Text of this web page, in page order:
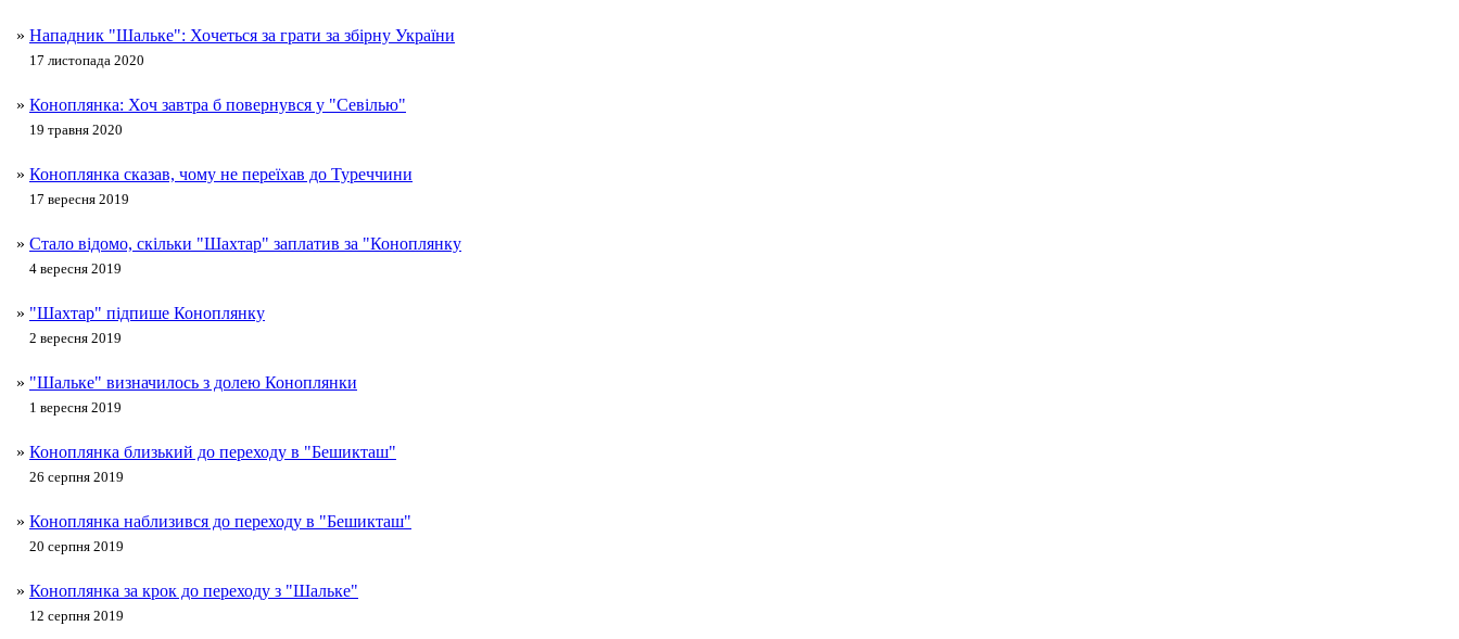
» Нападник "Шальке": Хочеться за грати за збірну України
17 листопада 2020
» Коноплянка: Хоч завтра б повернувся у "Севілью"
19 травня 2020
» Коноплянка сказав, чому не переїхав до Туреччини
17 вересня 2019
» Стало відомо, скільки "Шахтар" заплатив за "Коноплянку
4 вересня 2019
» "Шахтар" підпише Коноплянку
2 вересня 2019
» "Шальке" визначилось з долею Коноплянки
1 вересня 2019
» Коноплянка близький до переходу в "Бешикташ"
26 серпня 2019
» Коноплянка наблизився до переходу в "Бешикташ"
20 серпня 2019
» Коноплянка за крок до переходу з "Шальке"
12 серпня 2019